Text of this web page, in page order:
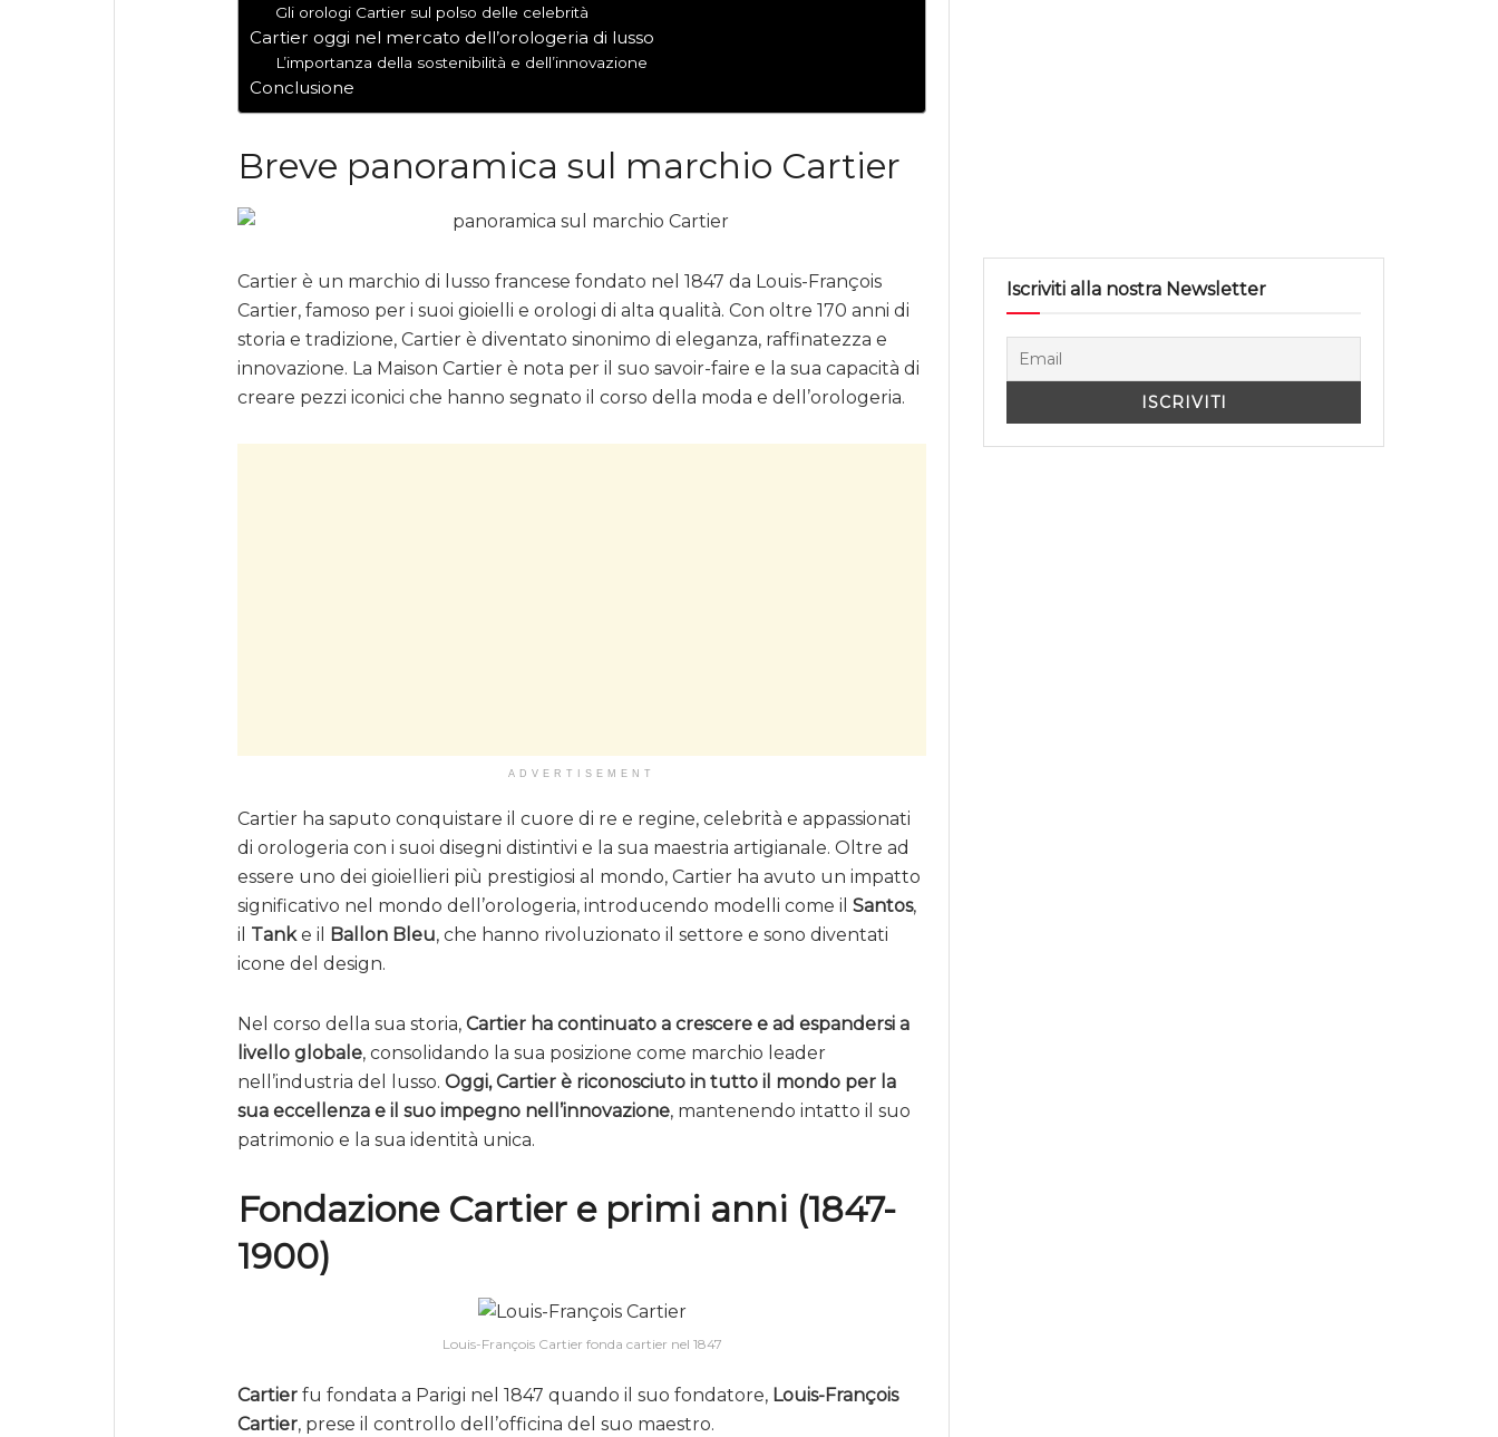
Gli orologi Cartier sul polso delle celebrità
Cartier oggi nel mercato dell’orologeria di lusso
L’importanza della sostenibilità e dell’innovazione
Conclusione
Breve panoramica sul marchio Cartier
Cartier è un marchio di lusso francese fondato nel 1847 da Louis-François
Cartier, famoso per i suoi gioielli e orologi di alta qualità. Con oltre 170 anni di
storia e tradizione, Cartier è diventato sinonimo di eleganza, raffinatezza e
innovazione. La Maison Cartier è nota per il suo savoir-faire e la sua capacità di
creare pezzi iconici che hanno segnato il corso della moda e dell’orologeria.
ADVERTISEMENT
Cartier ha saputo conquistare il cuore di re e regine, celebrità e appassionati
di orologeria con i suoi disegni distintivi e la sua maestria artigianale. Oltre ad
essere uno dei gioiellieri più prestigiosi al mondo, Cartier ha avuto un impatto
significativo nel mondo dell’orologeria, introducendo modelli come il Santos,
il Tanke il Ballon Bleu, che hanno rivoluzionato il settore e sono diventati
icone del design.
Nel corso della sua storia, Cartier ha continuato a crescere e ad espandersi a
livello globale, consolidando la sua posizione come marchio leader
nell’industria del lusso. Oggi, Cartier è riconosciuto in tutto il mondo per la
sua eccellenza e il suo impegno nell’innovazione, mantenendo intatto il suo
patrimonio e la sua identità unica.
Fondazione Cartier e primi anni (1847-
1900)
Louis-François Cartier fonda cartier nel 1847
Cartier fu fondata a Parigi nel 1847 quando il suo fondatore, Louis-François
Cartier, prese il controllo dell’officina del suo maestro.
Iscriviti alla nostra Newsletter